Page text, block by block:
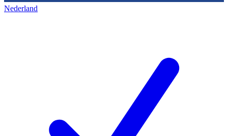
Nederland